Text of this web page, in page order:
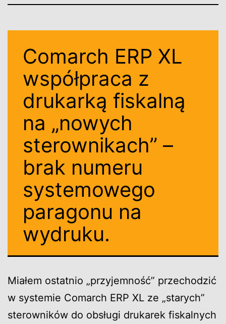
Comarch ERP XL
współpraca z
drukarką fiskalną
na „nowych
sterownikach” –
brak numeru
systemowego
paragonu na
wydruku.
Miałem ostatnio „przyjemność” przechodzić
w systemie Comarch ERP XL ze „starych”
sterowników do obsługi drukarek fiskalnych